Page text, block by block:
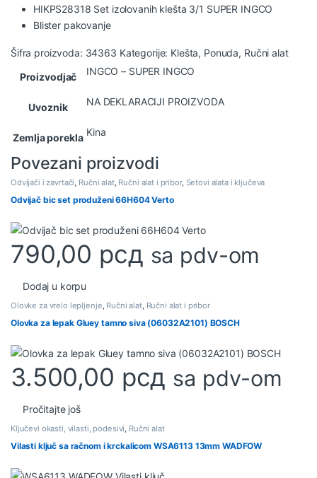
HIKPS28318 Set izolovanih klešta 3/1 SUPER INGCO
Blister pakovanje
Šifra proizvoda: 34363 Kategorije: Klešta, Ponuda, Ručni alat
Proizvodjač
INGCO – SUPER INGCO
Uvoznik NA DEKLARACIJI PROIZVODA
Zemlja porekla Kina
Povezani proizvodi
Odvijači i zavrtači Ručni alat, Ručni alat i pribor, Setovi alata i ključeva
Odvijač bic set produženi 66H604 Verto
790,00 рсд sa pdv-om
Dodaj u korpu
Olovke za vrelo lepljenje Ručni alat, Ručni alat i pribor
Olovka za lepak Gluey tamno siva (06032A2101) BOSCH
3.500,00 рсд sa pdv-om
Pročitajte još
Ključevi okasti, vilasti, podesivi, Ručni alat
Vilasti ključ sa račnom i krckalicom WSA6113 13mm WADFOW